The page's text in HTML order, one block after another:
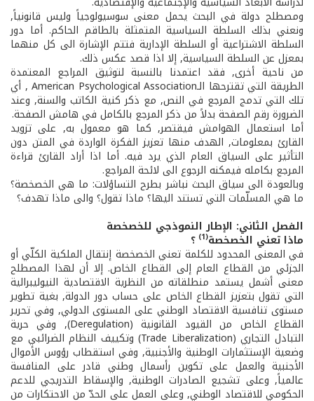
ومصطلح دولة في البحث يحمل معنى سوسيولوجياً وليس قانونياً,
ونعني بذلك السلطة السياسية المتمثلة بالطاقم الحاكم. أما دور
السلطة الاشتراعية أو السلطة الإدارية فتتم الإشارة الى كل منهما
بمعزل عن السلطة السياسية, إلا اذا قصد عكس ذلك.
من ناحية أخرى, فقد اعتمدنا بالنسبة لتوثيق المراجع المعتمدة
الطريقة التي تقترحها الـAmerican Psychological Association , أي
تلك التي تدمج المرجع في النص, مع ذكر كنية الكاتب والسنة, وعند
الضرورة رقم الصفحة بدلاً من ذكر المرجع بالكامل في هامش الصفحة.
أما استعمال الهوامش فيقتصر, كما هو معمول به, على تزويد
القارئ بمعلومات, الهدف منها تعزيز الفكرة الواردة في المتن دون
التأثير على السياق العام الذي يرد فيه. أما اذا أراد القارئ قراءة
المرجع بكامله فيمكنه الرجوع الى لائحة المراجع.
وبالعودة الى سياق البحث نباشر بطرح التساؤلات: ما هي الخصخصة؟
ما هي المسلّمات التي تستند اليها؟ ماذا تقول؟ والى ماذا تهدف؟
الفصل الثاني: الإطار النموذجي للخصخصة
ماذا تعني الخصخصة(1) ؟
في المعنى المحدود للكلمة تعني الخصخصة إنتقال الملكية الكلّي أو
الجزئي من القطاع العام إلى القطاع الخاص. إلا أن لهذا المصطلح
معنى أشمل يستمد منطلقاته من النظرية الاقتصادية النيوليبرالية
التي تقول بتعزيز القطاع الخاص على حساب دور الدولة, بغية تطوير
مستوى تنافسية الاقتصاد الوطني على المستوى الدولي, وفي تحرير
القطاع الخاص من القيود القانونية (Deregulation), وفي حرية
التبادل التجاري (Trade Liberalization) وتكييف النظام الضرائبي مع
وضعية الإستثمارات الوطنية والأجنبية, وفي استقطاب رؤوس الأموال
الأجنبية والعمل على تكوين رأسمال وطني قادر على المنافسة
عالمياً, وعلى تشجيع الصادرات الوطنية, والإسقاط التدريجي للدعم
الحكومي للاقتصاد الوطني, وعلى العمل على الحدّ من الاحتكارات من